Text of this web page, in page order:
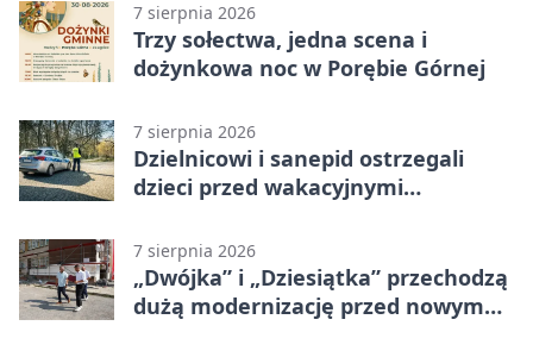
7 sierpnia 2026
Trzy sołectwa, jedna scena i
dożynkowa noc w Porębie Górnej
7 sierpnia 2026
Dzielnicowi i sanepid ostrzegali
dzieci przed wakacyjnymi
7 sierpnia 2026
„Dwójka” i „Dziesiątka” przechodzą
dużą modernizację przed nowym